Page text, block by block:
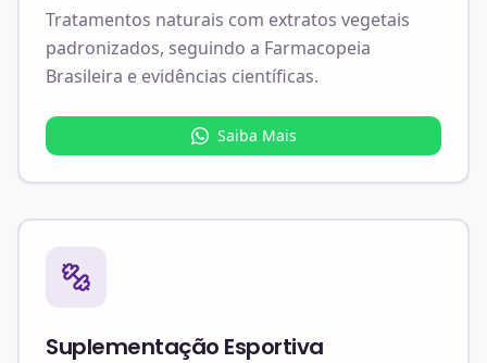
Tratamentos naturais com extratos vegetais
padronizados, seguindo a Farmacopeia
Brasileira e evidências científicas.
Saiba Mais
Suplementação Esportiva